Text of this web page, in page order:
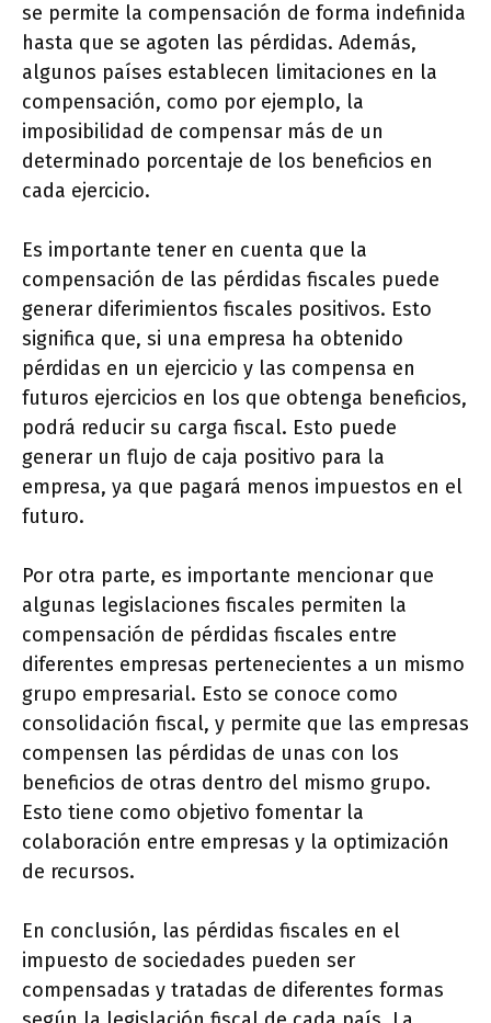
se permite la compensación de forma indefinida
hasta que se agoten las pérdidas. Además,
algunos países establecen limitaciones en la
compensación, como por ejemplo, la
imposibilidad de compensar más de un
determinado porcentaje de los beneficios en
cada ejercicio.
Es importante tener en cuenta que la
compensación de las pérdidas fiscales puede
generar diferimientos fiscales positivos. Esto
significa que, si una empresa ha obtenido
pérdidas en un ejercicio y las compensa en
futuros ejercicios en los que obtenga beneficios,
podrá reducir su carga fiscal. Esto puede
generar un flujo de caja positivo para la
empresa, ya que pagará menos impuestos en el
futuro.
Por otra parte, es importante mencionar que
algunas legislaciones fiscales permiten la
compensación de pérdidas fiscales entre
diferentes empresas pertenecientes a un mismo
grupo empresarial. Esto se conoce como
consolidación fiscal, y permite que las empresas
compensen las pérdidas de unas con los
beneficios de otras dentro del mismo grupo.
Esto tiene como objetivo fomentar la
colaboración entre empresas y la optimización
de recursos.
En conclusión, las pérdidas fiscales en el
impuesto de sociedades pueden ser
compensadas y tratadas de diferentes formas